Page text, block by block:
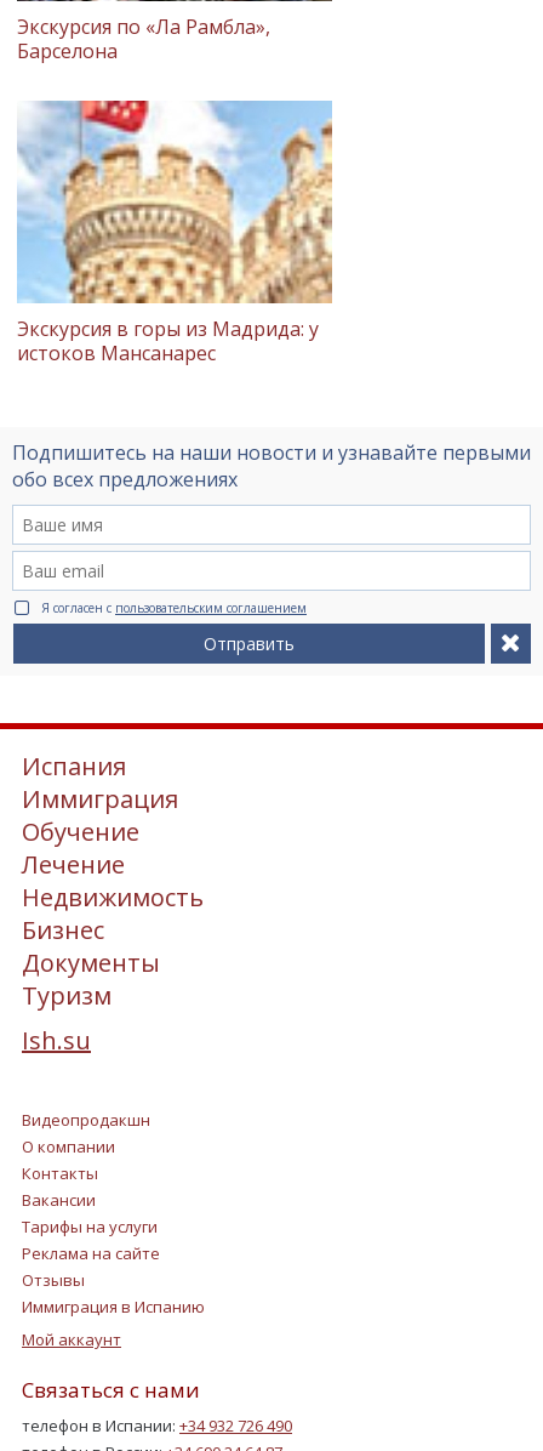
Экскурсия по «Ла Рамбла»,
Барселона
Экскурсия в горы из Мадрида: у
истоков Мансанарес
Подпишитесь на наши новости и узнавайте первыми
обо всех предложениях
Я согласен с пользовательским соглашением
Отправить
Испания
Иммиграция
Обучение
Лечение
Недвижимость
Бизнес
Документы
Туризм
Ish.su
Видеопродакшн
О компании
Контакты
Вакансии
Тарифы на услуги
Реклама на сайте
Отзывы
Иммиграция в Испанию
Мой аккаунт
Связаться с нами
телефон в Испании: +34 932 726 490